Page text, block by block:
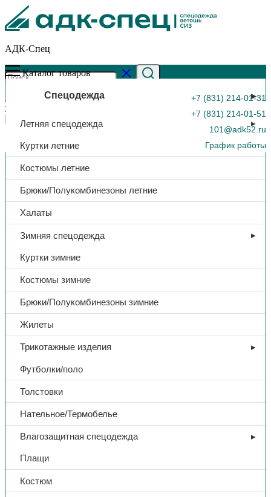
АДК-Спец
+7 (831) 214-01-31
+7 (831) 214-01-51
101@adk52.ru
График работы
0
Каталог товаров
Спецодежда
Летняя спецодежда
Куртки летние
Костюмы летние
Брюки/Полукомбинезоны летние
Халаты
Зимняя спецодежда
Куртки зимние
Костюмы зимние
Брюки/Полукомбинезоны зимние
Жилеты
Трикотажные изделия
Футболки/поло
Толстовки
Нательное/Термобелье
Влагозащитная спецодежда
Плащи
Костюм
Главная страница»Каталог»Комбинезон Brodeks KS503,
желтый/серый